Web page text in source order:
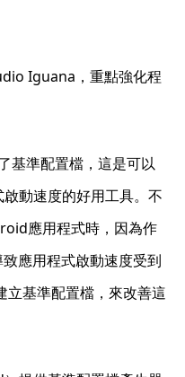
準配置檔，這是可以
動速度的好用工具。不
應用程式時，因為作
應用程式啟動速度受到
基準配置檔，來改善這